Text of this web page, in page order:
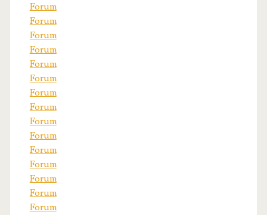
Forum
Forum
Forum
Forum
Forum
Forum
Forum
Forum
Forum
Forum
Forum
Forum
Forum
Forum
Forum